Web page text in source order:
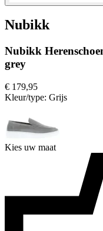
Nubikk
Nubikk
grey
€ 179,95
Kleur/type: Grijs
Kies uw maat